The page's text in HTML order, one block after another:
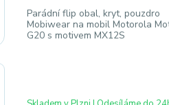
Parádní flip obal, kryt, pouzdro
Mobiwear na mobil Motorola
G20 s motivem MX12S